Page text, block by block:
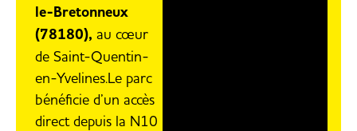
le-Bretonneux
(78180), au cœur
de Saint-Quentin-
en-Yvelines.Le parc
bénéficie d’un accès
direct depuis la N10